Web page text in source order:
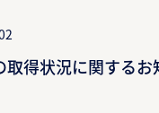
取得状況に関するお